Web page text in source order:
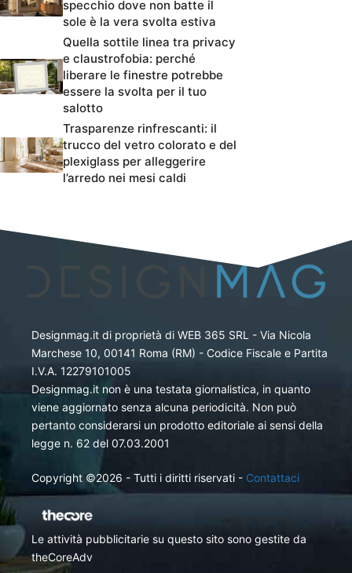
specchio dove non batte il
sole è la vera svolta estiva
Quella sottile linea tra privacy
e claustrofobia: perché
liberare le finestre potrebbe
essere la svolta per il tuo
salotto
Trasparenze rinfrescanti: il
trucco del vetro colorato e del
plexiglass per alleggerire
l’arredo nei mesi caldi
Designmag.it di proprietà di WEB 365 SRL - Via Nicola
Marchese 10, 00141 Roma (RM) - Codice Fiscale e Partita
I.V.A. 12279101005
Designmag.it non è una testata giornalistica, in quanto
viene aggiornato senza alcuna periodicità. Non può
pertanto considerarsi un prodotto editoriale ai sensi della
legge n. 62 del 07.03.2001
Copyright ©2026 - Tutti i diritti riservati - Contattaci
Le attività pubblicitarie su questo sito sono gestite da
theCoreAdv